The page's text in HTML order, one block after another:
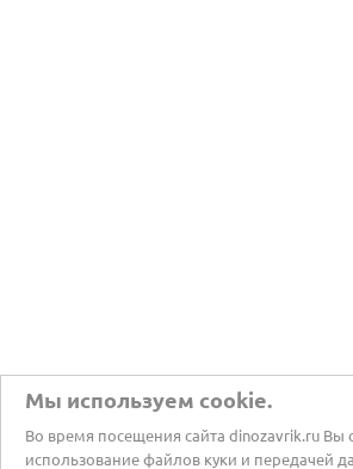
Мы используем cookie.
Во время посещения сайта dinozavrik.ru Вы
использование файлов куки и передачей